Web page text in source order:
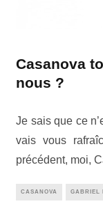
Casanova
nous ?
Je sais que ce
vais vous
précédent, moi,
CASANOVA GABRIEL